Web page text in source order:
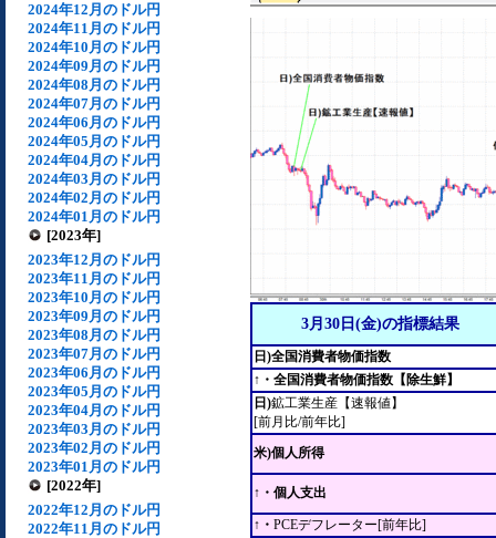
2024年12月のドル円
2024年11月のドル円
2024年10月のドル円
2024年09月のドル円
2024年08月のドル円
2024年07月のドル円
2024年06月のドル円
2024年05月のドル円
2024年04月のドル円
2024年03月のドル円
2024年02月のドル円
2024年01月のドル円
[2023年]
2023年12月のドル円
2023年11月のドル円
2023年10月のドル円
2023年09月のドル円
2023年08月のドル円
2023年07月のドル円
2023年06月のドル円
2023年05月のドル円
2023年04月のドル円
2023年03月のドル円
2023年02月のドル円
2023年01月のドル円
[2022年]
2022年12月のドル円
2022年11月のドル円
3月30日(金)の指標結果
日)全国消費者物価指数
↑・全国消費者物価指数【除生鮮】
日)鉱工業生産【速報値】
[前月比/前年比]
米)個人所得
↑・個人支出
↑・ PCEデフレーター[前年比]